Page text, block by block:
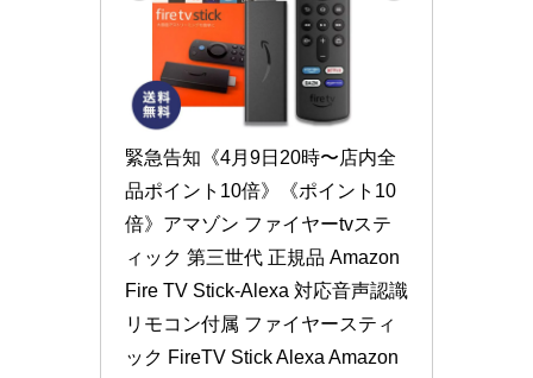
緊急告知《4月9日20時〜店内全
品ポイント10倍》《ポイント10
倍》アマゾン ファイヤーtvステ
ィック 第三世代 正規品 Amazon
Fire TV Stick-Alexa 対応音声認識
リモコン付属 ファイヤースティ
ック FireTV Stick Alexa Amazon